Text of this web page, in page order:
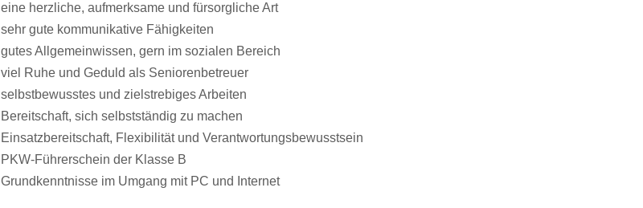
eine herzliche, aufmerksame und fürsorgliche Art
sehr gute kommunikative Fähigkeiten
gutes Allgemeinwissen, gern im sozialen Bereich
viel Ruhe und Geduld als Seniorenbetreuer
selbstbewusstes und zielstrebiges Arbeiten
Bereitschaft, sich selbstständig zu machen
Einsatzbereitschaft, Flexibilität und Verantwortungsbewusstsein
PKW-Führerschein der Klasse B
Grundkenntnisse im Umgang mit PC und Internet